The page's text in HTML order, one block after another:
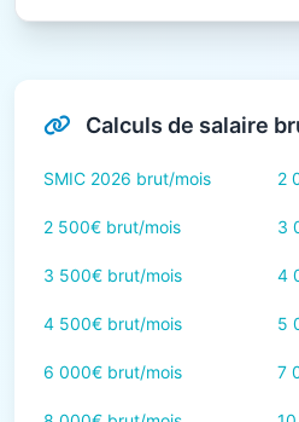
Calculs de salaire
SMIC 2026 brut/mois 2
2 500€ brut/mois 3
3 500€ brut/mois 4
4 500€ brut/mois 5
6 000€ brut/mois 7